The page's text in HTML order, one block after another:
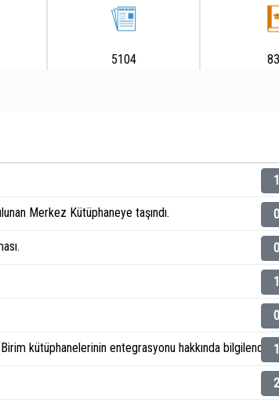
5104
Merkez Kütüphaneye taşındı.
kütüphanelerinin entegrasyonu hakkında